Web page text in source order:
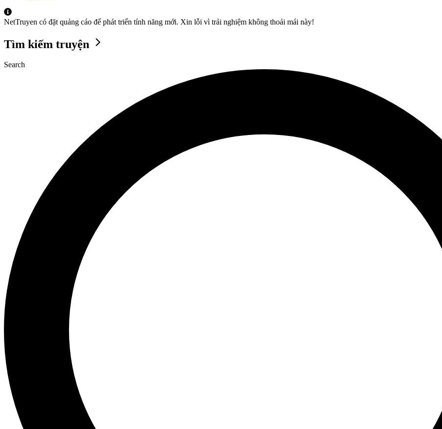
NetTruyen có đặt quảng cáo để phát triển tính năng mới. Xin lỗi vì trải nghiệm không thoải mái này!
Tìm kiếm truyện
Search